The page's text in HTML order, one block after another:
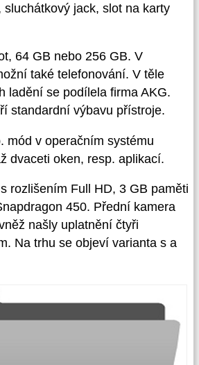
jack, slot na karty
64 GB nebo 256 GB. V
také telefonování. V těle
ladění se podílela firma AKG.
standardní výbavu přístroje.
mód v operačním systému
dvaceti oken, resp. aplikací.
rozlišením Full HD, 3 GB paměti
450. Přední kamera
našly uplatnění čtyři
Na trhu se objeví varianta s a